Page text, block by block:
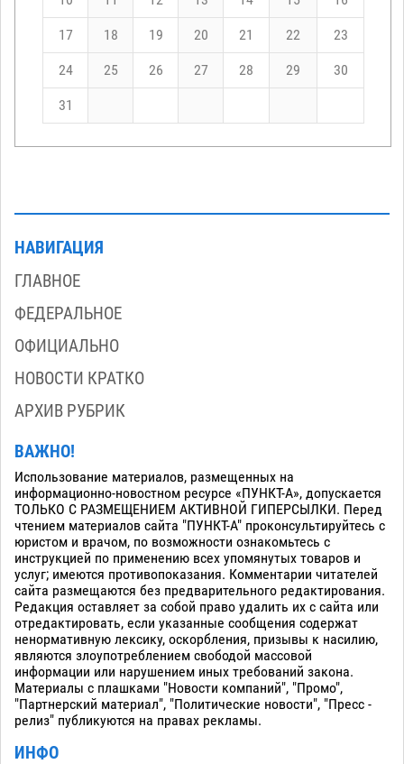
17 18 19 20 21 22 23
24 25 26 27 28 29 30
31
НАВИГАЦИЯ
ГЛАВНОЕ
ФЕДЕРАЛЬНОЕ
ОФИЦИАЛЬНО
НОВОСТИ КРАТКО
АРХИВ РУБРИК
ВАЖНО!
Использование материалов, размещенных на
информационно-новостном ресурсе «ПУНКТ-А», допускается
ТОЛЬКО С РАЗМЕЩЕНИЕМ АКТИВНОЙ ГИПЕРСЫЛКИ. Перед
чтением материалов сайта "ПУНКТ-А" проконсультируйтесь с
юристом и врачом, по возможности ознакомьтесь с
инструкцией по применению всех упомянутых товаров и
услуг; имеются противопоказания. Комментарии читателей
сайта размещаются без предварительного редактирования.
Редакция оставляет за собой право удалить их с сайта или
отредактировать, если указанные сообщения содержат
ненормативную лексику, оскорбления, призывы к насилию,
являются злоупотреблением свободой массовой
информации или нарушением иных требований закона.
Материалы с плашками "Новости компаний", "Промо",
"Партнерский материал", "Политические новости", "Пресс -
релиз" публикуются на правах рекламы.
ИНФО